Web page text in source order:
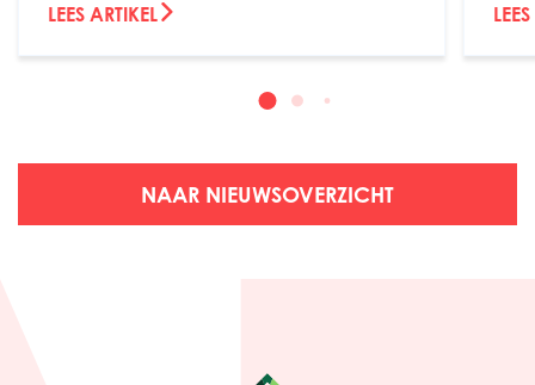
LEES ARTIKEL
NAAR NIEUWSOVERZICHT